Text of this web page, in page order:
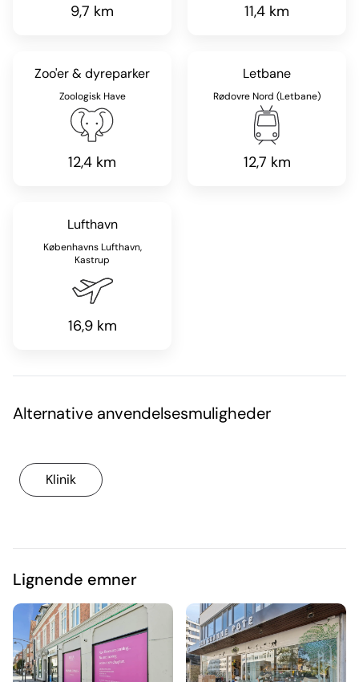
9,7 km 11,4 km
Zoo'er & dyreparker
Zoologisk Have
12,4 km
Letbane
Rødovre Nord (Letbane)
12,7 km
Lufthavn
Københavns Lufthavn,
Kastrup
16,9 km
Alternative anvendelsesmuligheder
Klinik
Lignende emner